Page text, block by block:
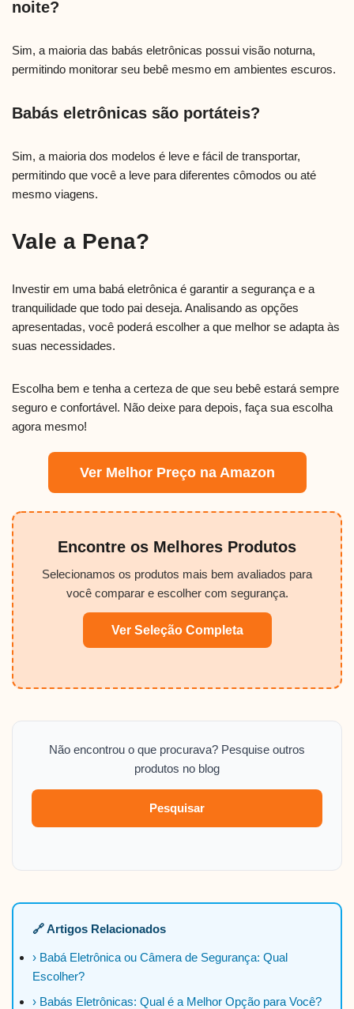
noite?
Sim, a maioria das babás eletrônicas possui visão noturna,
permitindo monitorar seu bebê mesmo em ambientes escuros.
Babás eletrônicas são portáteis?
Sim, a maioria dos modelos é leve e fácil de transportar,
permitindo que você a leve para diferentes cômodos ou até
mesmo viagens.
Vale a Pena?
Investir em uma babá eletrônica é garantir a segurança e a
tranquilidade que todo pai deseja. Analisando as opções
apresentadas, você poderá escolher a que melhor se adapta às
suas necessidades.
Escolha bem e tenha a certeza de que seu bebê estará sempre
seguro e confortável. Não deixe para depois, faça sua escolha
agora mesmo!
Ver Melhor Preço na Amazon
Encontre os Melhores Produtos
Selecionamos os produtos mais bem avaliados para
você comparar e escolher com segurança.
Ver Seleção Completa
Não encontrou o que procurava? Pesquise outros
produtos no blog
Pesquisar
🔗 Artigos Relacionados
› Babá Eletrônica ou Câmera de Segurança: Qual
Escolher?
› Babás Eletrônicas: Qual é a Melhor Opção para Você?